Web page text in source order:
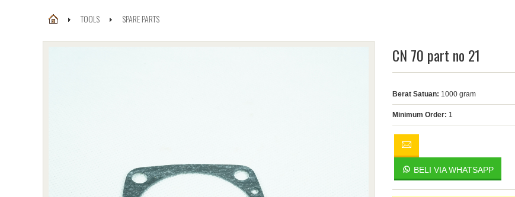
TOOLS SPARE PARTS
CN 70 part no 21
Berat Satuan: 1000 gram
Minimum Order: 1
BELI VIA WHATSAPP